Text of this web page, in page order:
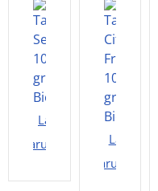
Lägg i
varukorgen
Lägg i
varukorgen